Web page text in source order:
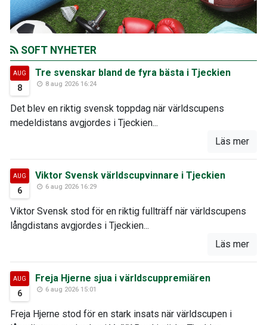
SOFT NYHETER
AUG
8
Tre svenskar bland de fyra bästa i Tjeckien
8 aug 2026 16:24
Det blev en riktig svensk toppdag när världscupens
medeldistans avgjordes i Tjeckien...
Läs mer
AUG
6
Viktor Svensk världscupvinnare i Tjeckien
6 aug 2026 16:29
Viktor Svensk stod för en riktig fullträff när världscupens
långdistans avgjordes i Tjeckien...
Läs mer
AUG
6
Freja Hjerne sjua i världscuppremiären
6 aug 2026 15:01
Freja Hjerne stod för en stark insats när världscupen i